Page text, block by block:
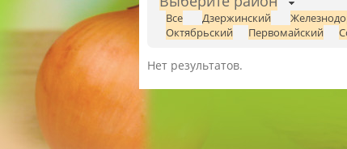
Все Дзержинский
Октябрьский
Первомайский
Нет результатов.